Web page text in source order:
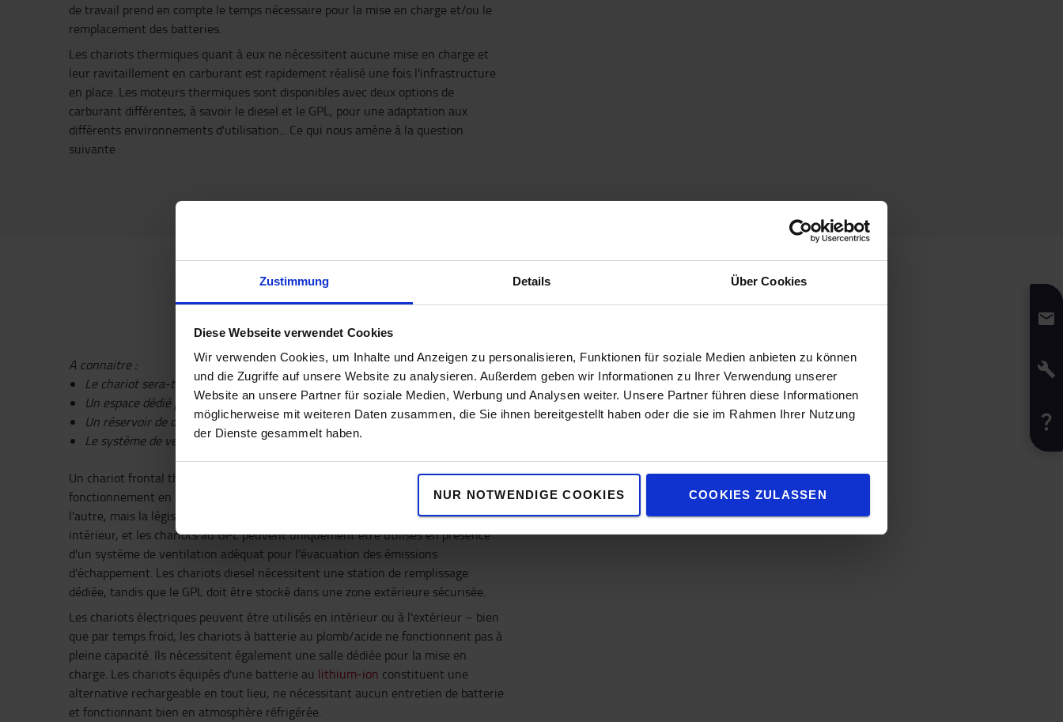
Zustimmung Details Über Cookies
Diese Webseite verwendet Cookies
Wir verwenden Cookies, um Inhalte und Anzeigen zu personalisieren, Funktionen für soziale Medien anbieten zu können
und die Zugriffe auf unsere Website zu analysieren. Außerdem geben wir Informationen zu Ihrer Verwendung unserer
Website an unsere Partner für soziale Medien, Werbung und Analysen weiter. Unsere Partner führen diese Informationen
möglicherweise mit weiteren Daten zusammen, die Sie ihnen bereitgestellt haben oder die sie im Rahmen Ihrer Nutzung
der Dienste gesammelt haben.
NUR NOTWENDIGE COOKIES COOKIES ZULASSEN
de travail prend en compte le temps nécessaire pour la mise en charge et/ou le
remplacement des batteries.
Les chariots thermiques quant à eux ne nécessitent aucune mise en charge et
leur ravitaillement en carburant est rapidement réalisé une fois l'infrastructure
en place. Les moteurs thermiques sont disponibles avec deux options de
carburant différentes, à savoir le diesel et le GPL, pour une adaptation aux
différents environnements d'utilisation... Ce qui nous amène à la question
suivante :
3. Dans quel environnement le chariot sera-t-il utilisé ?
A connaitre :
Le chariot sera-t-il utilisé en l'intérieur, à l'extérieur, ou les deux ?
Un espace dédié pour la charge est-il disponible ?
Un réservoir de diesel est-il disponible ?
Le système de ventilation est-il suffisant ?
Un chariot frontal thermique excelle à l'extérieur, même par mauvais temps. Son
fonctionnement en intérieur est toutefois très limité. Cela varie d'un pays à
l'autre, mais la législation interdit souvent l'utilisation des chariots diesel en
intérieur, et les chariots au GPL peuvent uniquement être utilisés en présence
d'un système de ventilation adéquat pour l'évacuation des émissions
d'échappement. Les chariots diesel nécessitent une station de remplissage
dédiée, tandis que le GPL doit être stocké dans une zone extérieure sécurisée.
Les chariots électriques peuvent être utilisés en intérieur ou à l'extérieur – bien
que par temps froid, les chariots à batterie au plomb/acide ne fonctionnent pas à
pleine capacité. Ils nécessitent également une salle dédiée pour la mise en
charge. Les chariots équipés d'une batterie au lithium-ion constituent une
alternative rechargeable en tout lieu, ne nécessitant aucun entretien de batterie
et fonctionnant bien en atmosphère réfrigérée.